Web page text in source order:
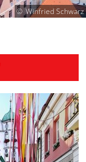
Winfried Schwarz